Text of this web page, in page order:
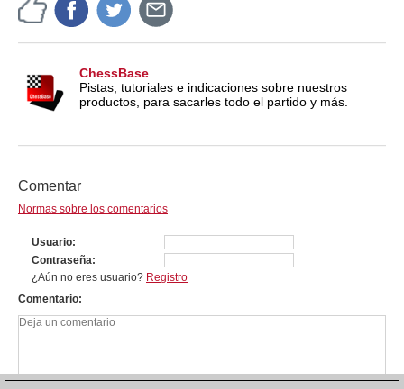
ChessBase
Pistas, tutoriales e indicaciones sobre nuestros
productos, para sacarles todo el partido y más.
Comentar
Normas sobre los comentarios
Usuario
Contraseña
¿Aún no eres usuario? Registro
Comentario